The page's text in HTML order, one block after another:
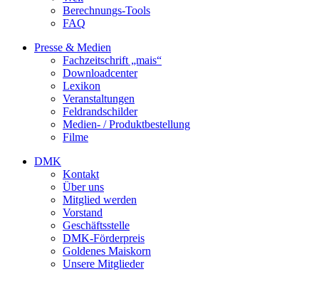
Berechnungs-Tools
FAQ
Presse & Medien
Fachzeitschrift „mais“
Downloadcenter
Lexikon
Veranstaltungen
Feldrandschilder
Medien- / Produktbestellung
Filme
DMK
Kontakt
Über uns
Mitglied werden
Vorstand
Geschäftsstelle
DMK-Förderpreis
Goldenes Maiskorn
Unsere Mitglieder